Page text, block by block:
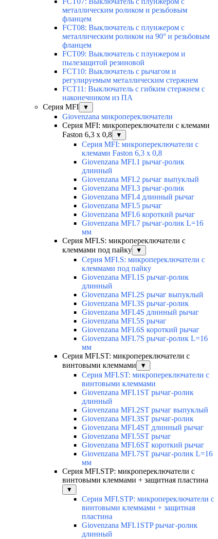
металлическим роликом и резьбовым
фланцем
FCT08: Выключатель с плунжером с
металлическим роликом на 90° и резьбовым
фланцем
FCT09: Выключатель с плунжером и
пылезащитой резиновой
FCT10: Выключатель с рычагом и
регулируемым металлическим стержнем
FCT11: Выключатель с гибким стержнем с
наконечником из ПА
Серия MFI
▼
Giovenzana микропереключатели
Серия MFI: микропереключатели с клемами
Faston 6,3 x 0,8
▼
Серия MFI: микропереключатели с
клемами Faston 6,3 x 0,8
Giovenzana MFI.1 рычаг-ролик
длинный
Giovenzana MFI.2 рычаг выпуклый
Giovenzana MFI.3 рычаг-ролик
Giovenzana MFI.4 длинный рычаг
Giovenzana MFI.5 рычаг
Giovenzana MFI.6 короткий рычаг
Giovenzana MFI.7 рычаг-ролик L=16
мм
Серия MFI.S: микропереключатели с
клеммами под пайку
▼
Серия MFI.S: микропереключатели с
клеммами под пайку
Giovenzana MFI.1S рычаг-ролик
длинный
Giovenzana MFI.2S рычаг выпуклый
Giovenzana MFI.3S рычаг-ролик
Giovenzana MFI.4S длинный рычаг
Giovenzana MFI.5S рычаг
Giovenzana MFI.6S короткий рычаг
Giovenzana MFI.7S рычаг-ролик L=16
мм
Серия MFI.ST: микропереключатели с
винтовыми клеммами
▼
Серия MFI.ST: микропереключатели с
винтовыми клеммами
Giovenzana MFI.1ST рычаг-ролик
длинный
Giovenzana MFI.2ST рычаг выпуклый
Giovenzana MFI.3ST рычаг-ролик
Giovenzana MFI.4ST длинный рычаг
Giovenzana MFI.5ST рычаг
Giovenzana MFI.6ST короткий рычаг
Giovenzana MFI.7ST рычаг-ролик L=16
мм
Серия MFI.STP: микропереключатели с
винтовыми клеммами + защитная пластина
▼
Серия MFI.STP: микропереключатели с
винтовыми клеммами + защитная
пластина
Giovenzana MFI.1STP рычаг-ролик
длинный